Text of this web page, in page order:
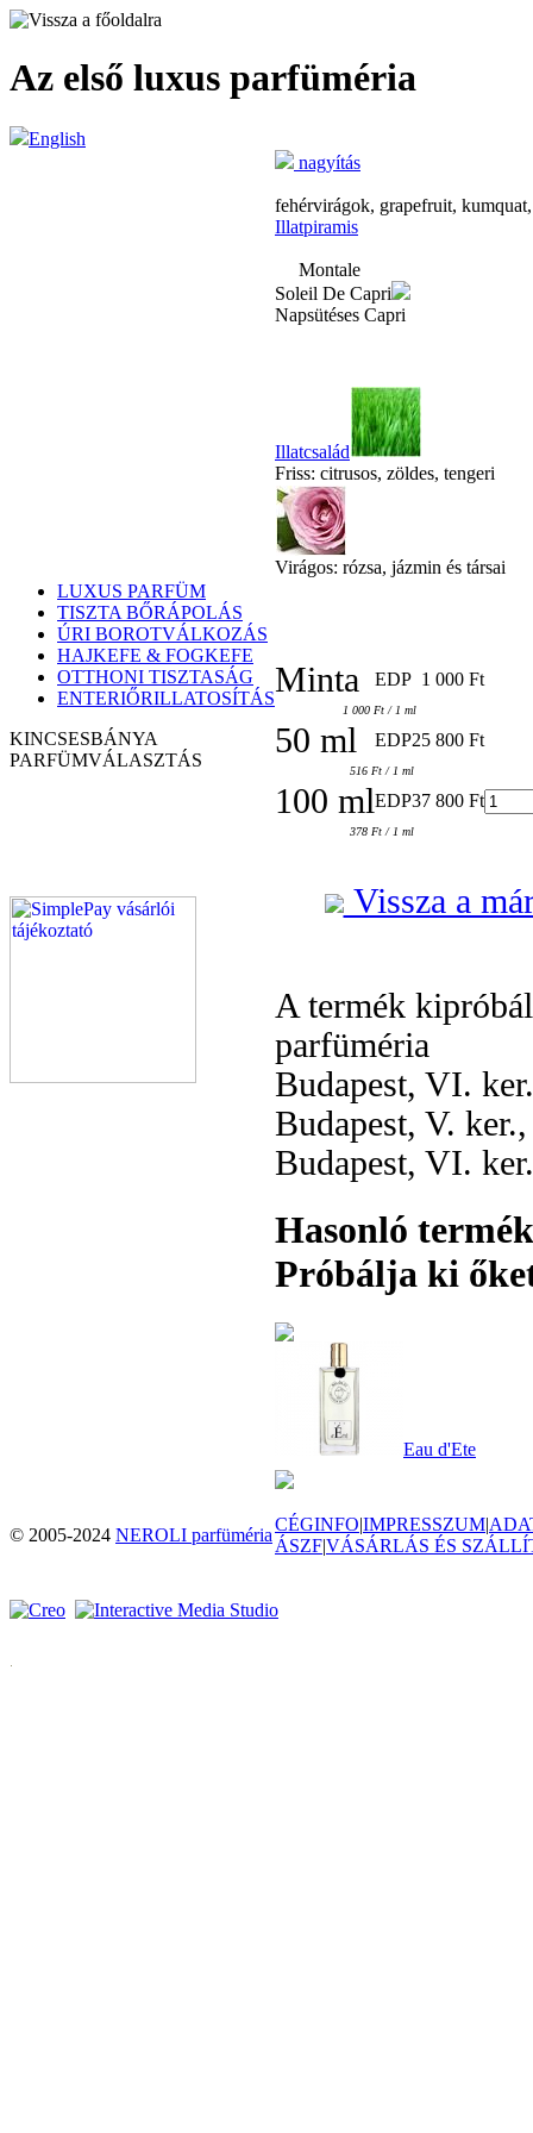
Az első luxus parfüméria
English
LUXUS PARFÜM
TISZTA BŐRÁPOLÁS
ÚRI BOROTVÁLKOZÁS
HAJKEFE & FOGKEFE
OTTHONI TISZTASÁG
ENTERIŐRILLATOSÍTÁS
KINCSESBÁNYA
PARFÜMVÁLASZTÁS
nagyítás
fehérvirágok, grapefruit,
Illatpiramis
Montale
Soleil De Capri
Napsütéses Capri
Illatcsalád
Friss: citrusos, zöldes, tengeri
Virágos: rózsa, jázmin és társai
Minta EDP 1 000 Ft
1 000 Ft / 1 ml
50 ml EDP25 800 Ft
516 Ft / 1 ml
100 mlEDP37 800 Ft
378 Ft / 1 ml
Vissza a
A termék
parfüméria
Budapest, VI.
Budapest, V.
Budapest, VI.
Hasonló
Próbálja ki
Eau d'Ete
© 2005-2024 NEROLI parfüméria
CÉGINFO|IMPRESSZUM|
ÁSZF|VÁSÁRLÁS ÉS